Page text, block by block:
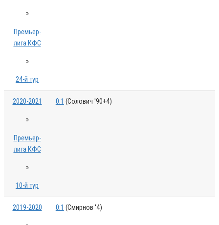
»
Премьер-
лига КФС
»
24-й тур
2020-2021
»
Премьер-
лига КФС
»
10-й тур
0:1 (Солович '90+4)
2019-2020 0:1 (Смирнов '4)